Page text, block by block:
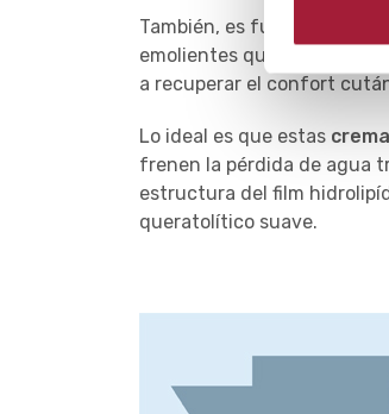
También, es fundamental
emolientes que ayuden a
a recuperar el confort
Lo ideal es que estas
frenen la pérdida de agua
estructura del film
queratolítico suave.